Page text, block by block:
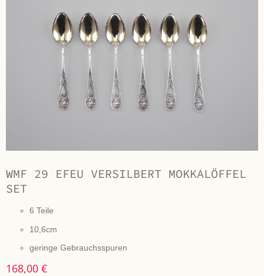
WMF 29 EFEU VERSILBERT MOKKALÖFFEL
SET
6 Teile
10,6cm
geringe Gebrauchsspuren
168,00 €